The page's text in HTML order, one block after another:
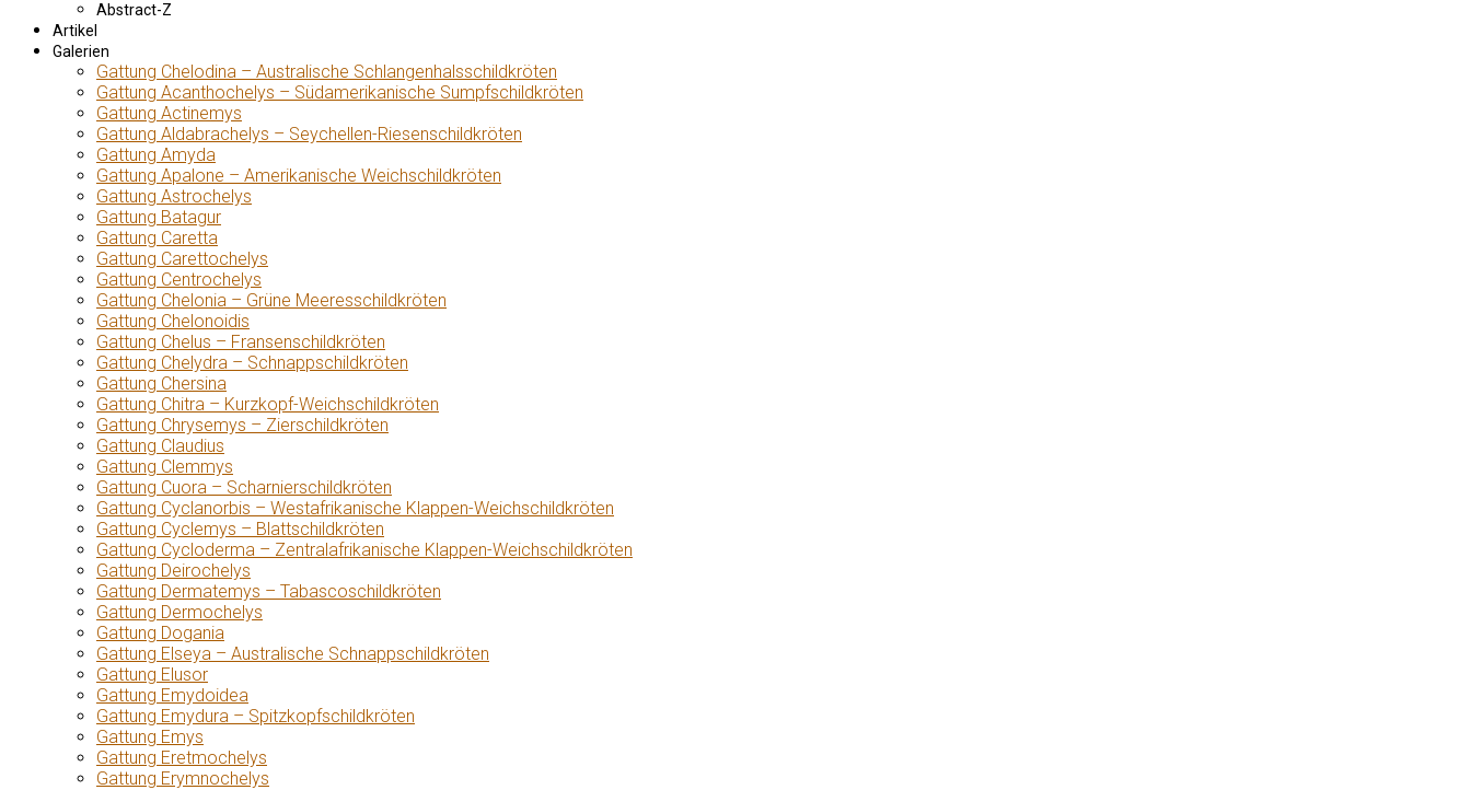
Abstract-Z
Artikel
Galerien
Gattung Chelodina – Australische Schlangenhalsschildkröten
Gattung Acanthochelys – Südamerikanische Sumpfschildkröten
Gattung Actinemys
Gattung Aldabrachelys – Seychellen-Riesenschildkröten
Gattung Amyda
Gattung Apalone – Amerikanische Weichschildkröten
Gattung Astrochelys
Gattung Batagur
Gattung Caretta
Gattung Carettochelys
Gattung Centrochelys
Gattung Chelonia – Grüne Meeresschildkröten
Gattung Chelonoidis
Gattung Chelus – Fransenschildkröten
Gattung Chelydra – Schnappschildkröten
Gattung Chersina
Gattung Chitra – Kurzkopf-Weichschildkröten
Gattung Chrysemys – Zierschildkröten
Gattung Claudius
Gattung Clemmys
Gattung Cuora – Scharnierschildkröten
Gattung Cyclanorbis – Westafrikanische Klappen-Weichschildkröten
Gattung Cyclemys – Blattschildkröten
Gattung Cycloderma – Zentralafrikanische Klappen-Weichschildkröten
Gattung Deirochelys
Gattung Dermatemys – Tabascoschildkröten
Gattung Dermochelys
Gattung Dogania
Gattung Elseya – Australische Schnappschildkröten
Gattung Elusor
Gattung Emydoidea
Gattung Emydura – Spitzkopfschildkröten
Gattung Emys
Gattung Eretmochelys
Gattung Erymnochelys